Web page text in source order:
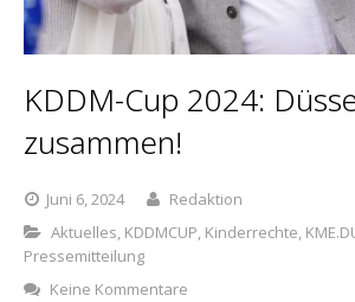
KDDM-Cup 2024:
zusammen!
Juni 6, 2024
Redaktion
Aktuelles, KDDMCUP, Kinderrechte,
Pressemitteilung
Keine Kommentare